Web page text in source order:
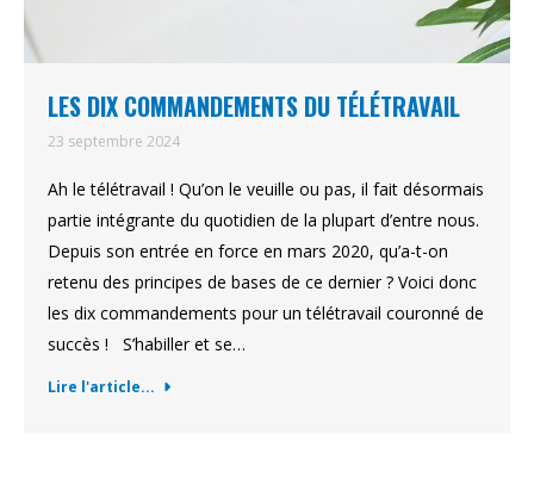
LES DIX COMMANDEMENTS DU TÉLÉTRAVAIL
23 septembre 2024
Ah le télétravail ! Qu’on le veuille ou pas, il fait désormais
partie intégrante du quotidien de la plupart d’entre nous.
Depuis son entrée en force en mars 2020, qu’a-t-on
retenu des principes de bases de ce dernier ? Voici donc
les dix commandements pour un télétravail couronné de
succès ! S’habiller et se…
Lire l'article...